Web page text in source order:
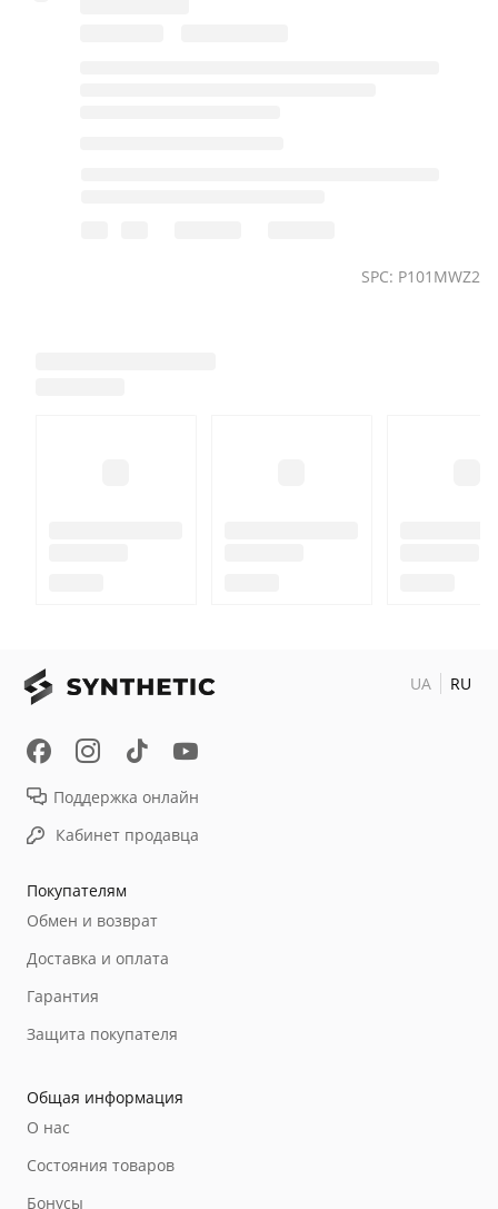
SPC: P101MWZ2
Покупателям
Обмен и возврат
Доставка и оплата
Гарантия
Защита покупателя
Общая информация
О нас
Состояния товаров
Бонусы
Поддержка онлайн
Кабинет продавца
UA RU